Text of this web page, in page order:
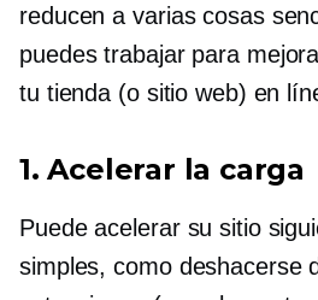
reducen a varias cosas
puedes trabajar para
tu tienda (o sitio web) en
1. Acelerar la carga
Puede acelerar su sitio
simples, como deshacerse